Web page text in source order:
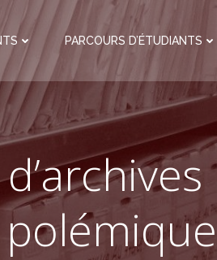
PARCOURS D’ÉTUDIANTS